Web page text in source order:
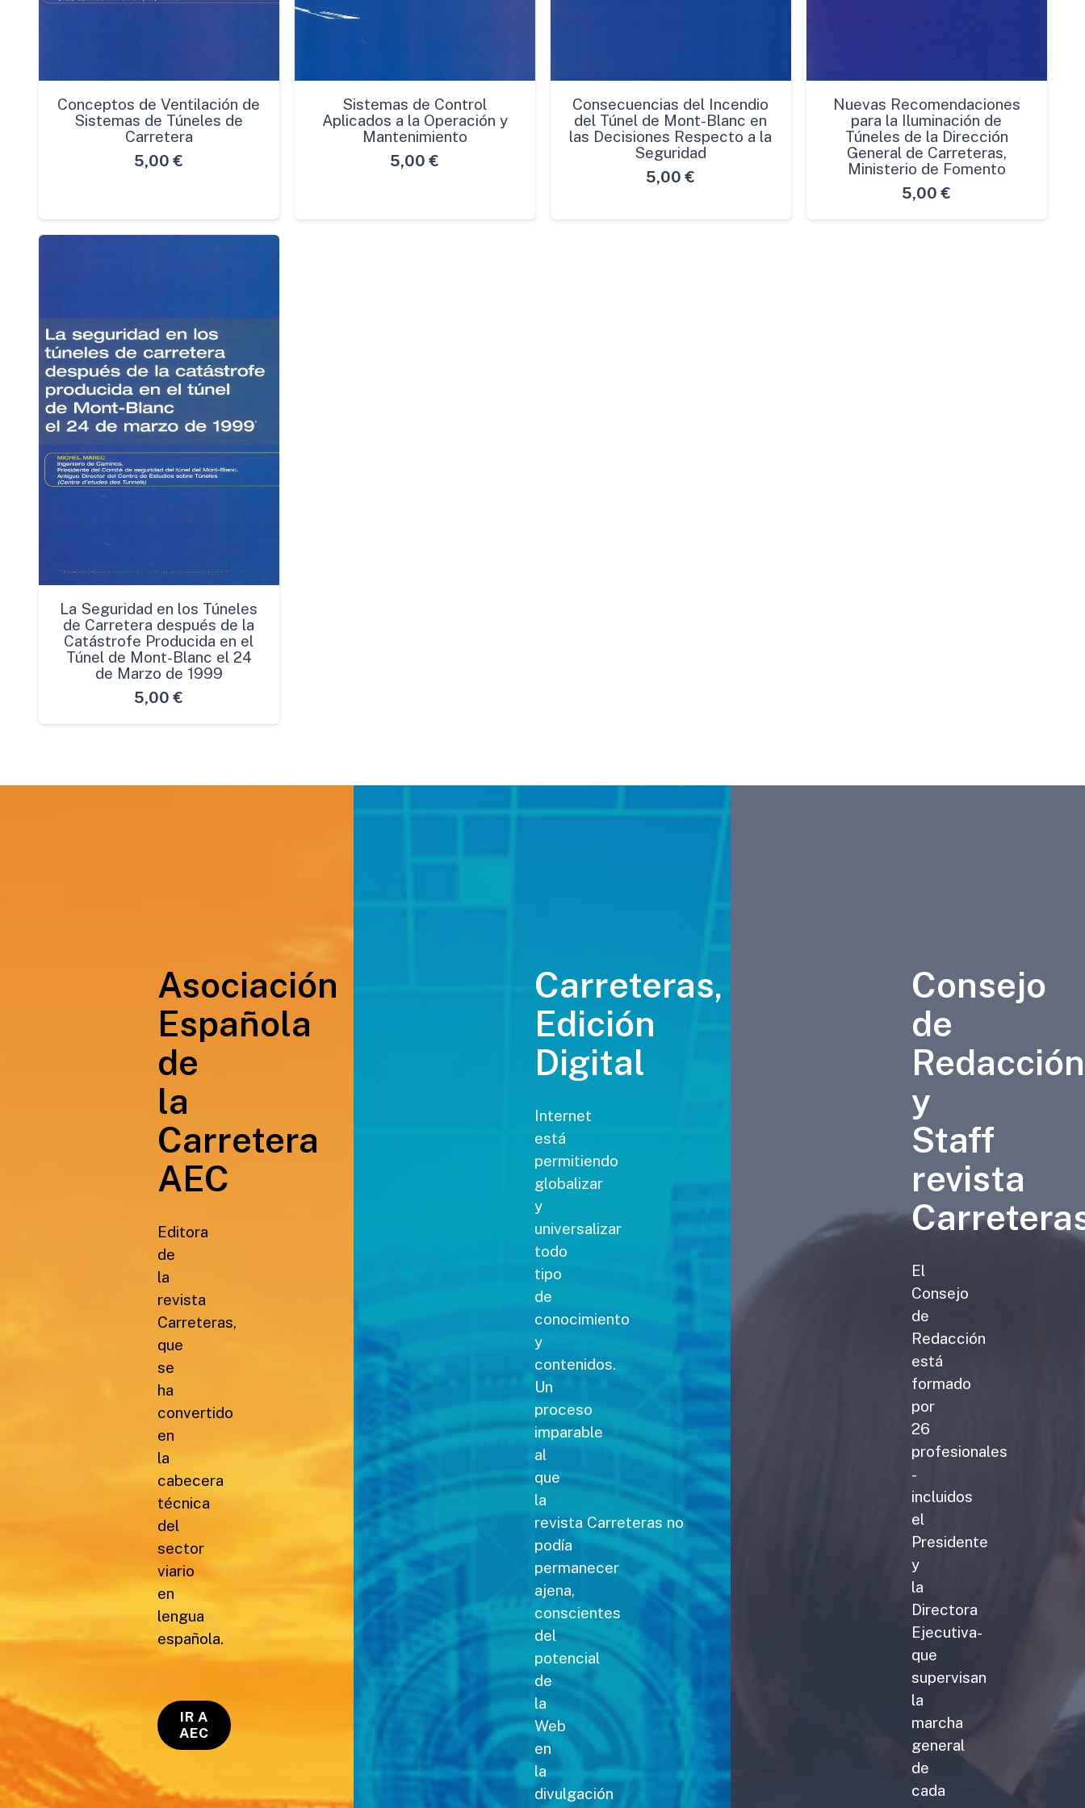
Conceptos de Ventilación de
Sistemas de Túneles de
Carretera
5,00 €
Sistemas de Control
Aplicados a la Operación y
Mantenimiento
5,00 €
Consecuencias del Incendio
del Túnel de Mont-Blanc en
las Decisiones Respecto a la
Seguridad
5,00 €
Nuevas Recomendaciones
para la Iluminación de
Túneles de la Dirección
General de Carreteras,
Ministerio de Fomento
5,00 €
La Seguridad en los Túneles
de Carretera después de la
Catástrofe Producida en el
Túnel de Mont-Blanc el 24
de Marzo de 1999
5,00 €
Asociación
Española
de
la
Carretera
AEC
Editora
de
la
revista
Carreteras,
que
se
ha
convertido
en
la
cabecera
técnica
del
sector
viario
en
lengua
española.
IR A
AEC
Carreteras,
Edición
Digital
Internet
está
permitiendo
globalizar
y
universalizar
todo
tipo
de
conocimiento
y
contenidos.
Un
proceso
imparable
al
que
la
revista Carreteras no
podía
permanecer
ajena,
conscientes
del
potencial
de
la
Web
en
la
divulgación
Consejo
de
Redacción
y
Staff
revista
El
Consejo
de
Redacción
está
formado
por
26
profesionales
-
incluidos
el
Presidente
y
la
Directora
Ejecutiva-
que
supervisan
la
marcha
general
de
cada